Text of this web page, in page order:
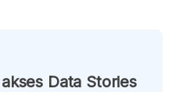
Data Stories